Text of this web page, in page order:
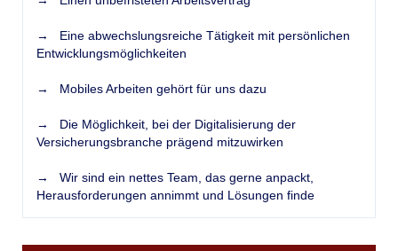
→ Eine abwechslungsreiche Tätigkeit mit persönlichen
Entwicklungsmöglichkeiten
→ Mobiles Arbeiten gehört für uns dazu
→ Die Möglichkeit, bei der Digitalisierung der
Versicherungsbranche prägend mitzuwirken
→ Wir sind ein nettes Team, das gerne anpackt,
Herausforderungen annimmt und Lösungen finde